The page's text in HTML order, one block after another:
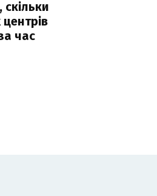
скільки
час